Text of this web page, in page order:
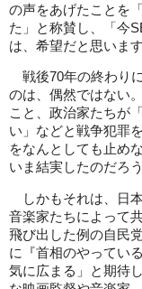
の声をあげたことを
た」と称賛し、「今
は、希望だと思いま
戦後70年の終わり
のは、偶然ではない
こと、政治家たちが
い」などと戦争犯罪
をなんとしても止め
いま結実したのだろう
しかもそれは、日
音楽家たちによって
飛び出した例の自民
に『首相のやってい
気に広まる」と期待